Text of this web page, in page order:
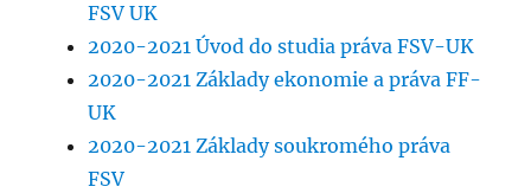
FSV UK
2020-2021 Úvod do studia práva FSV-UK
2020-2021 Základy ekonomie a práva FF-
UK
2020-2021 Základy soukromého práva
FSV